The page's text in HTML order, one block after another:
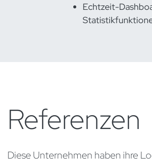
Echtzeit-
Referenzen
Diese Unternehmen haben ihre